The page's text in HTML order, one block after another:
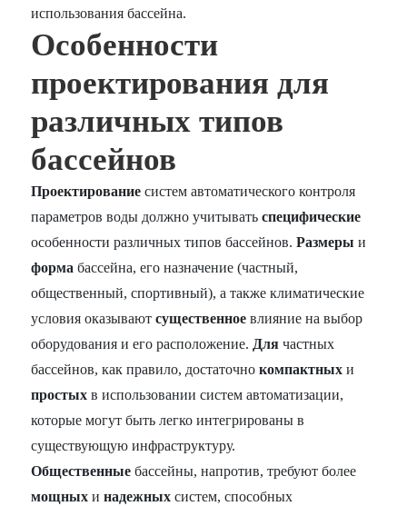
использования бассейна.
Особенности
проектирования для
различных типов
бассейнов
Проектирование систем автоматического контроля
параметров воды должно учитыватьспецифические
особенности различных типов бассейнов.Размеры и
форма бассейна, его назначение (частный,
общественный, спортивный), а также климатические
условия оказываютсущественное влияние на выбор
оборудования и его расположение. Для частных
бассейнов, как правило, достаточнокомпактных и
простых в использовании систем автоматизации,
которые могут быть легко интегрированы в
существующую инфраструктуру.
Общественные бассейны, напротив, требуют более
мощных инадежных систем, способных